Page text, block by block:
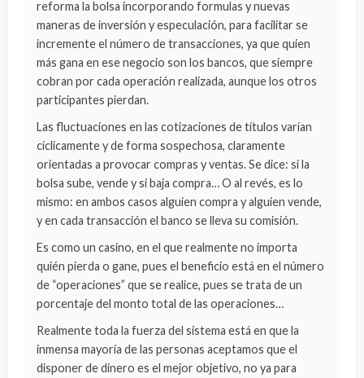
reforma la bolsa incorporando formulas y nuevas
maneras de inversión y especulación, para facilitar se
incremente el número de transacciones, ya que quien
más gana en ese negocio son los bancos, que siempre
cobran por cada operación realizada, aunque los otros
participantes pierdan.
Las fluctuaciones en las cotizaciones de títulos varían
cíclicamente y de forma sospechosa, claramente
orientadas a provocar compras y ventas. Se dice: si la
bolsa sube, vende y si baja compra… O al revés, es lo
mismo: en ambos casos alguien compra y alguien vende,
y en cada transacción el banco se lleva su comisión.
Es como un casino, en el que realmente no importa
quién pierda o gane, pues el beneficio está en el número
de “operaciones” que se realice, pues se trata de un
porcentaje del monto total de las operaciones…
Realmente toda la fuerza del sistema está en que la
inmensa mayoría de las personas aceptamos que el
disponer de dinero es el mejor objetivo, no ya para